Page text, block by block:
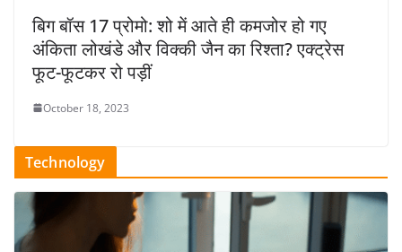
बिग बॉस 17 प्रोमो: शो में आते ही कमजोर हो गए
अंकिता लोखंडे और विक्की जैन का रिश्ता? एक्ट्रेस
फूट-फूटकर रो पड़ीं
October 18, 2023
Technology